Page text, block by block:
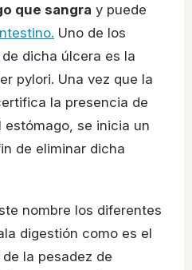
que sangra y puede
Uno de los
dicha úlcera es la
pylori. Una vez que la
la presencia de
se inicia un
de eliminar dicha
nombre los diferentes
digestión como es el
la pesadez de